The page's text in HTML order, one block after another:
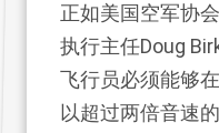
正如美国空军协
执行主任Doug
飞行员必须能够
以超过两倍音速